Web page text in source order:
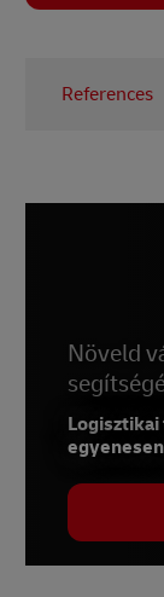
References
6 –Statista,
8 –Retail
Növeld